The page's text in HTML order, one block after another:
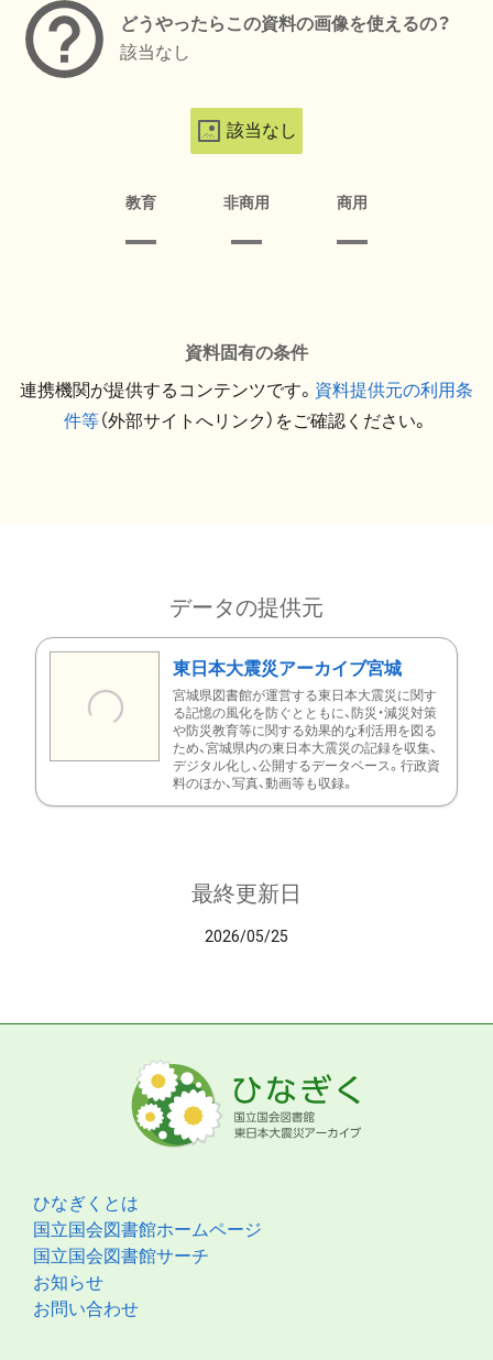
どうやったらこの資料の画像を使えるの？
該当なし
該当なし
教育 非商用 商用
資料固有の条件
連携機関が提供するコンテンツです。 資料提供元の利用条
件等（外部サイトへリンク）をご確認ください。
データの提供元
東日本大震災アーカイブ宮城
宮城県図書館が運営する東日本大震災に関す
る記憶の風化を防ぐとともに、防災・減災対策
や防災教育等に関する効果的な利活用を図る
ため、宮城県内の東日本大震災の記録を収集、
デジタル化し、公開するデータベース。行政資
料のほか、写真、動画等も収録。
最終更新日
2026/05/25
ひなぎくとは
国立国会図書館ホームページ
国立国会図書館サーチ
お知らせ
お問い合わせ